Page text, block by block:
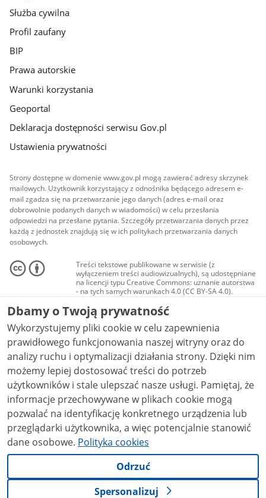
Służba cywilna
Profil zaufany
BIP
Prawa autorskie
Warunki korzystania
Geoportal
Deklaracja dostępności serwisu Gov.pl
Ustawienia prywatności
Strony dostępne w domenie www.gov.pl mogą zawierać adresy skrzynek
mailowych. Użytkownik korzystający z odnośnika będącego adresem e-
mail zgadza się na przetwarzanie jego danych (adres e-mail oraz
dobrowolnie podanych danych w wiadomości) w celu przesłania
odpowiedzi na przesłane pytania. Szczegóły przetwarzania danych przez
każdą z jednostek znajdują się w ich politykach przetwarzania danych
osobowych.
Treści tekstowe publikowane w serwisie (z
wyłączeniem treści audiowizualnych), są udostępniane
na licencji typu Creative Commons: uznanie autorstwa
- na tych samych warunkach 4.0 (CC BY-SA 4.0).
Materiały audiowizualne, w tym zdjęcia, materiały
audio i wideo, są udostępniane na licencji typu
Creative Commons: uznanie autorstwa użycie
niekomercyjne - bez utworów zależnych 4.0 (CC BY-
NC-ND 4.0), o ile nie jest to stwierdzone inaczej.
Dbamy o Twoją prywatność
Wykorzystujemy pliki cookie w celu zapewnienia
prawidłowego funkcjonowania naszej witryny oraz do
analizy ruchu i optymalizacji działania strony. Dzięki nim
możemy lepiej dostosować treści do potrzeb
użytkowników i stale ulepszać nasze usługi. Pamiętaj, że
informacje przechowywane w plikach cookie mogą
pozwalać na identyfikację konkretnego urządzenia lub
przeglądarki użytkownika, a więc potencjalnie stanowić
dane osobowe. Polityka cookies
Odrzuć
Spersonalizuj